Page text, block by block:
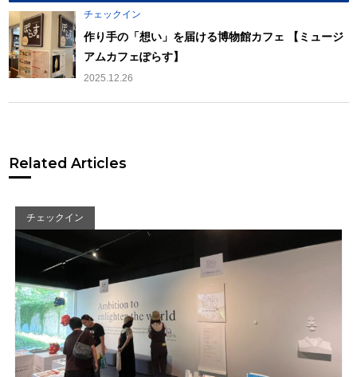
チェックイン
作り手の「想い」を届ける博物館カフェ 【ミュージ
アムカフェぽらす】
2025.12.26
Related Articles
チェックイン